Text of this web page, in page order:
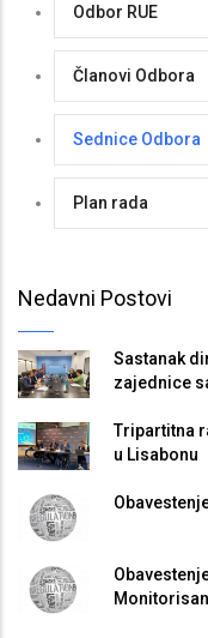
Odbor RUE
Članovi Odbora
Sednice Odbora
Plan rada
Nedavni Postovi
Sastanak
zajednice
Tripartitna
u Lisabonu